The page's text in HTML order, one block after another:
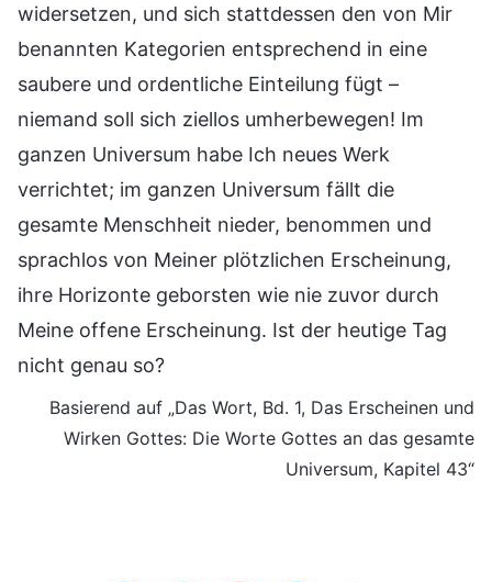
widersetzen, und sich stattdessen den von Mir
benannten Kategorien entsprechend in eine
saubere und ordentliche Einteilung fügt –
niemand soll sich ziellos umherbewegen! Im
ganzen Universum habe Ich neues Werk
verrichtet; im ganzen Universum fällt die
gesamte Menschheit nieder, benommen und
sprachlos von Meiner plötzlichen Erscheinung,
ihre Horizonte geborsten wie nie zuvor durch
Meine offene Erscheinung. Ist der heutige Tag
nicht genau so?
Basierend auf „Das Wort, Bd. 1, Das Erscheinen und
Wirken Gottes: Die Worte Gottes an das gesamte
Universum, Kapitel 43“